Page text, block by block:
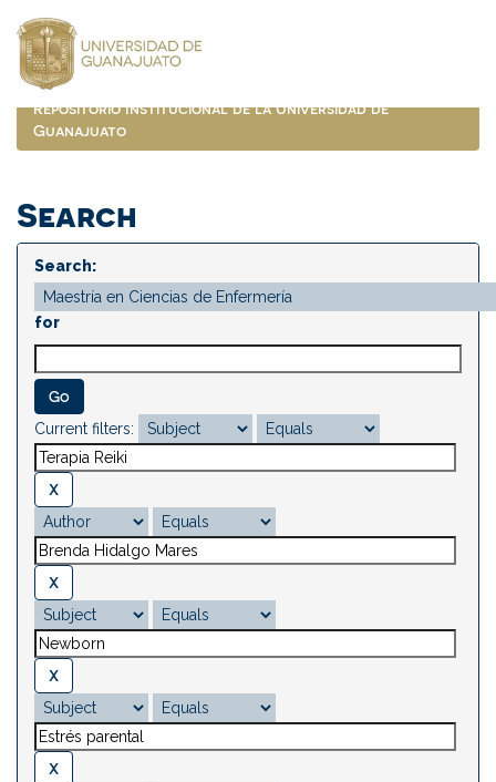
navigation
Repositorio Institucional de la Universidad de
Guanajuato
Search
Search:
for
Current filters: